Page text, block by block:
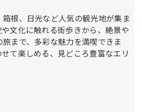
根、日光など人気の観光地が集ま
文化に触れる街歩きから、絶景や
まで、多彩な魅力を満喫できま
て楽しめる、見どころ豊富なエリ